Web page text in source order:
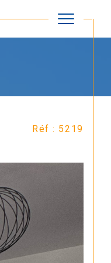
Réf : 5219